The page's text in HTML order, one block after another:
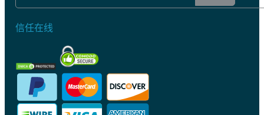
信任在线